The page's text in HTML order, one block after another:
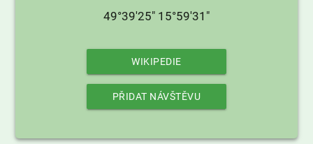
49°39'25" 15°59'31"
WIKIPEDIE
PŘIDAT NÁVŠTĚVU